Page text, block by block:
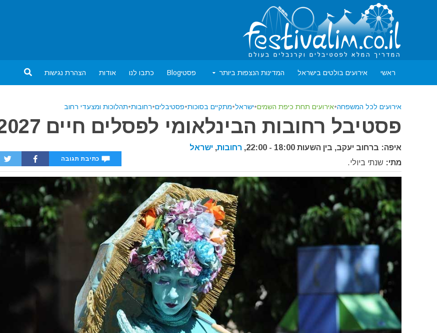
ראשי אירועים בולטים בישראל המדינות הנצפות ביותר פסטיBlog כתבו לנו אודות הצהרת נגישות
אירועים לכל המשפחה•אירועים תחת כיפת השמים•ישראל•מתקיים בסוכות•פסטיבלים•רחובות•תהלוכות ומצעדי רחוב
פסטיבל רחובות הבינלאומי לפסלים חיים 2027
איפה: ברחוב יעקב, בין השעות 18:00 - 22:00, רחובות, ישראל
מתי: שנתי ביולי. כתיבת תגובה